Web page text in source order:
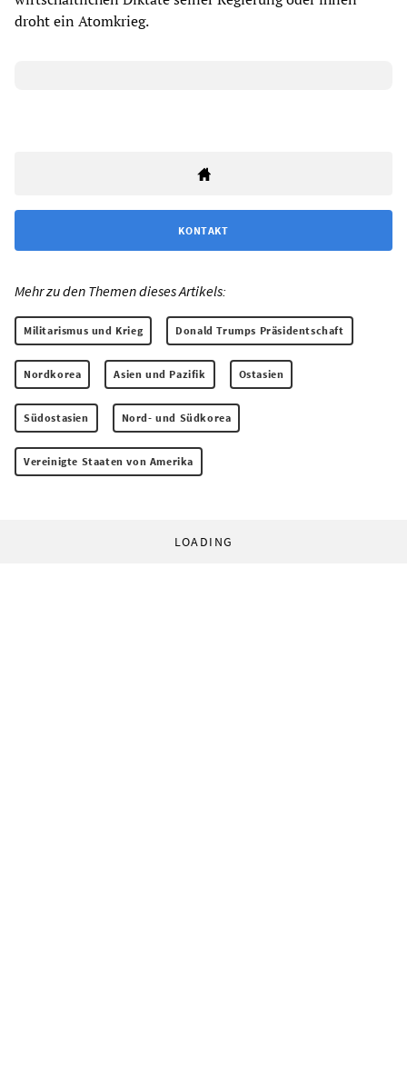
droht ein Atomkrieg.
KONTAKT
Mehr zu den Themen dieses Artikels:
Militarismus und Krieg Donald Trumps Präsidentschaft
Nordkorea Asien und Pazifik Ostasien
Südostasien Nord- und Südkorea
Vereinigte Staaten von Amerika
LOADING